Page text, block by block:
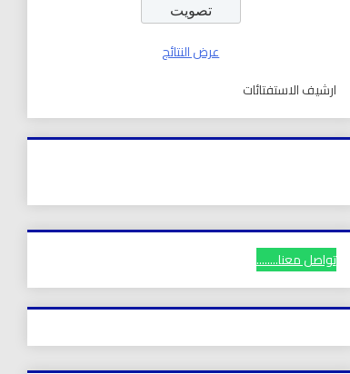
عرض النتائج
ارشيف الاستفتائات
تواصل معنا........